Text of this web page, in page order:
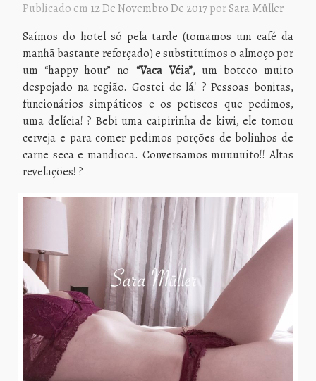
Publicado em 12 De Novembro De 2017porSara Müller
Saímos do hotel só pela tarde (tomamos um café da
manhã bastante reforçado) e substituímos o almoço por
um “happy hour” no “Vaca Véia”, um boteco muito
despojado na região. Gostei de lá! ? Pessoas bonitas,
funcionários simpáticos e os petiscos que pedimos,
uma delícia! ? Bebi uma caipirinha de kiwi, ele tomou
cerveja e para comer pedimos porções de bolinhos de
carne seca e mandioca. Conversamos muuuuito!! Altas
revelações! ?